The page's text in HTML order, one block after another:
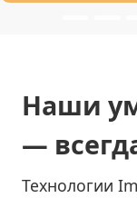
Наши
—
Технологии